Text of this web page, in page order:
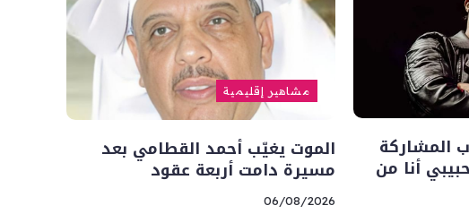
المشاركة
أنا من
مشاهير إقليمية
الموت يغيّب أحمد القطامي بعد
مسيرة دامت أربعة عقود
06/08/2026